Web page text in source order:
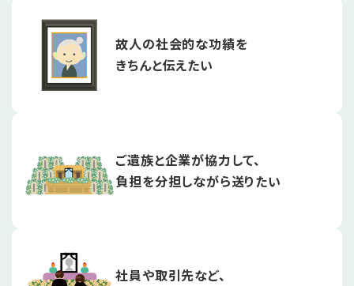
故人の社会的な功績を
きちんと伝えたい
ご遺族と企業が協力して、
負担を分担しながら送りたい
社員や取引先など、